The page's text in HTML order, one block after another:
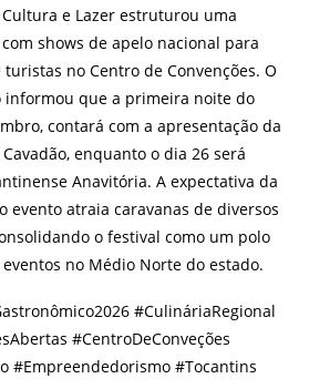
e Lazer estruturou uma
shows de apelo nacional para
no Centro de Convenções. O
informou que a primeira noite do
contará com a apresentação da
enquanto o dia 26 será
Anavitória. A expectativa da
evento atraia caravanas de diversos
o festival como um polo
no Médio Norte do estado.
#CulináriaRegional
#CentroDeConveções
#Empreendedorismo #Tocantins